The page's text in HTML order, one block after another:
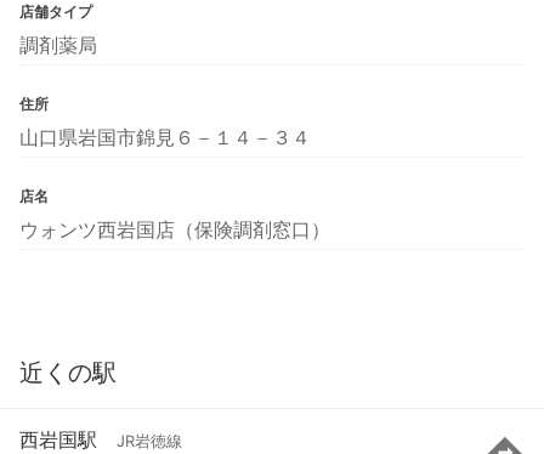
店舗タイプ
調剤薬局
住所
山口県岩国市錦見６－１４－３４
店名
ウォンツ西岩国店（保険調剤窓口）
近くの駅
西岩国駅 JR岩徳線